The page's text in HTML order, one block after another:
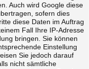
Auch wird Google diese
sofern dies
diese Daten im Auftrag
Fall Ihre IP-Adresse
bringen. Sie können
Einstellung
Sie jedoch darauf
nicht sämtliche